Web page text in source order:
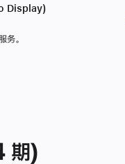
Display)
务。
期)